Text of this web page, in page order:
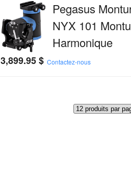
Pegasus
NYX 101
Harmonique
3,899.95$ Contactez-nous